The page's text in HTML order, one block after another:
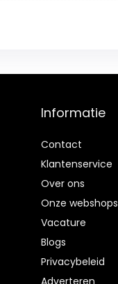
Informatie
Contact
Klantenservice
Over ons
Onze webshops
Vacature
Blogs
Privacybeleid